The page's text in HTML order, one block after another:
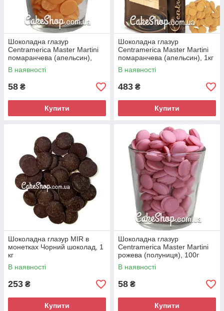
Шоколадна глазур
Centramerica Master Martini
помаранчева (апельсин),
100г
В наявності
58 ₴
Купити
Шоколадна глазур
Centramerica Master Martini
помаранчева (апельсин), 1кг
В наявності
483 ₴
Купити
Шоколадна глазур MIR в
монетках Чорний шоколад, 1
кг
В наявності
253 ₴
Купити
Шоколадна глазур
Centramerica Master Martini
рожева (полуниця), 100г
В наявності
58 ₴
Купити